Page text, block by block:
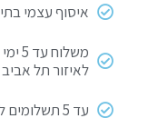
איסוף עצמי
משלוח עד 5 ימי עסקים
לאיזור תל
עד 5 תשלומים ללא ריבית